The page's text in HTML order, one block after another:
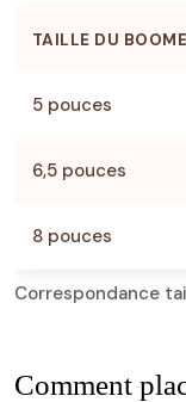
Correspondance
TAILLE DU
5 pouces
6,5 pouces
8 pouces
Comment